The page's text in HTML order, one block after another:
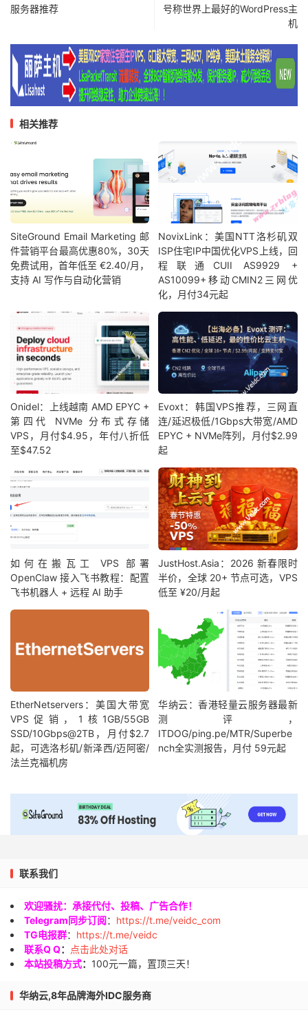
服务器推荐
号称世界上最好的WordPress主
机
相关推荐
SiteGround Email Marketing 邮
件营销平台最高优惠80%，30天
免费试用，首年低至 €2.40/月，
支持 AI 写作与自动化营销
NovixLink：美国NTT洛杉矶双
ISP住宅IP中国优化VPS上线，回
程联通CUII AS9929 +
AS10099+移动CMIN2三网优
化，月付34元起
Onidel：上线越南 AMD EPYC +
第四代 NVMe 分布式存储
VPS，月付$4.95，年付八折低
至$47.52
Evoxt：韩国VPS推荐，三网直
连/延迟极低/1Gbps大带宽/AMD
EPYC + NVMe阵列，月付$2.99
起
如何在搬瓦工 VPS 部署
OpenClaw 接入飞书教程：配置
飞书机器人 + 远程 AI 助手
JustHost.Asia：2026 新春限时
半价，全球 20+ 节点可选，VPS
低至 ¥20/月起
EtherNetservers：美国大带宽
VPS促销，1核1GB/55GB
SSD/10Gbps@2TB，月付$2.7
起，可选洛杉矶/新泽西/迈阿密/
法兰克福机房
华纳云：香港轻量云服务器最新
测评，
ITDOG/ping.pe/MTR/Superbe
nch全实测报告，月付 59元起
联系我们
欢迎骚扰：承接代付、投稿、广告合作！
Telegram同步订阅： https://t.me/veidc_com
TG电报群： https://t.me/veidc
联系Q Q：
点击此处对话
本站投稿方式： 100元一篇，置顶三天！
华纳云,8年品牌海外IDC服务商